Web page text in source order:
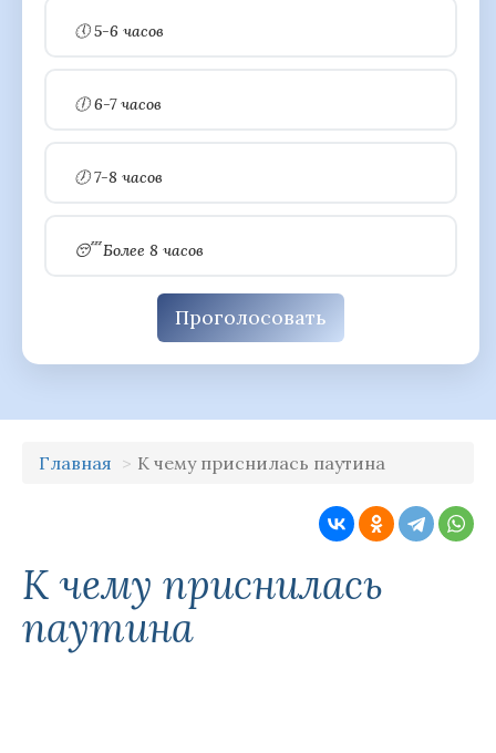
🕔 5-6 часов
🕕 6-7 часов
🕖 7-8 часов
😴 Более 8 часов
Проголосовать
Главная К чему приснилась паутина
К чему приснилась
паутина